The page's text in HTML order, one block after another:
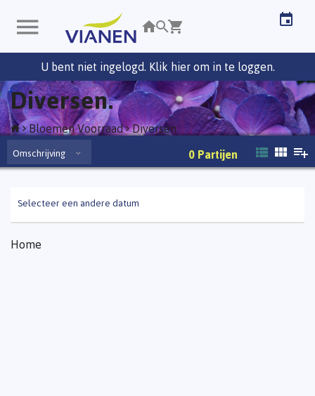
U bent niet ingelogd. Klik hier om in te loggen.
Diversen.
Bloemen Voorraad Diversen.
Omschrijving 0 Partijen
Selecteer een andere datum
Home